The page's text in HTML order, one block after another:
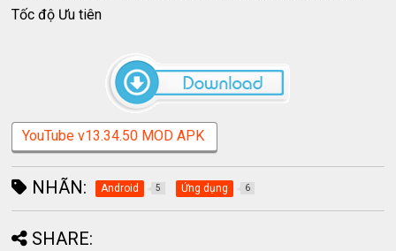
Tốc độ Ưu tiên
YouTube v13.34.50 MOD APK
NHÃN: Android 5 Ứng dụng 6
SHARE: